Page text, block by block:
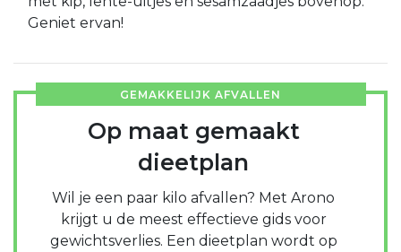
Geniet ervan!
GEMAKKELIJK AFVALLEN
Op maat gemaakt
dieetplan
Wil je een paar kilo afvallen? Met Arono
krijgt u de meest effectieve gids voor
gewichtsverlies. Een dieetplan wordt op